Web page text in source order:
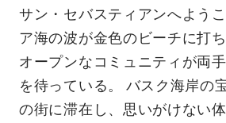
サン・セバスティアンへよう
ア海の波が金色のビーチに打
オープンなコミュニティが両
を待っている。 バスク海岸の
の街に滞在し、思いがけない